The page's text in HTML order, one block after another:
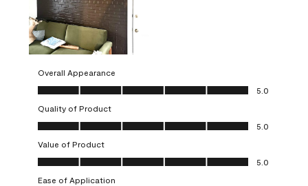
Overall Appearance
Overall Appearance, 5.0 out of 5
5.0
Quality of Product
Quality of Product, 5.0 out of 5
5.0
Value of Product
Value of Product, 5.0 out of 5
5.0
Ease of Application